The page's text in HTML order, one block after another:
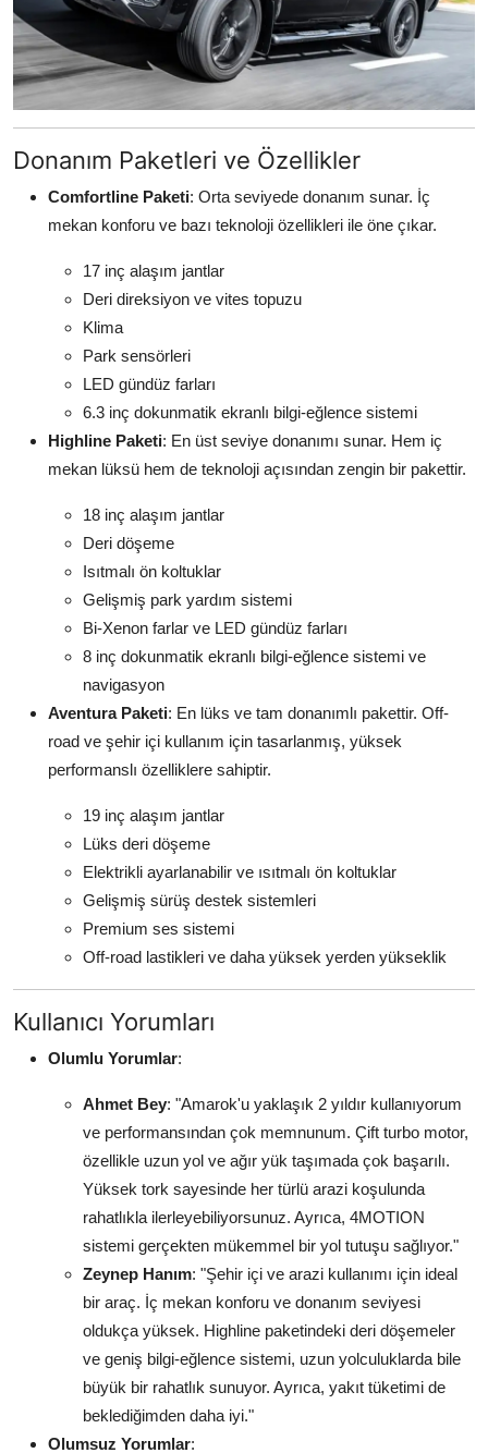
Donanım Paketleri ve Özellikler
Comfortline Paketi: Orta seviyede donanım sunar. İç
mekan konforu ve bazı teknoloji özellikleri ile öne çıkar.
17 inç alaşım jantlar
Deri direksiyon ve vites topuzu
Klima
Park sensörleri
LED gündüz farları
6.3 inç dokunmatik ekranlı bilgi-eğlence sistemi
Highline Paketi: En üst seviye donanımı sunar. Hem iç
mekan lüksü hem de teknoloji açısından zengin bir pakettir.
18 inç alaşım jantlar
Deri döşeme
Isıtmalı ön koltuklar
Gelişmiş park yardım sistemi
Bi-Xenon farlar ve LED gündüz farları
8 inç dokunmatik ekranlı bilgi-eğlence sistemi ve
navigasyon
Aventura Paketi: En lüks ve tam donanımlı pakettir. Off-
road ve şehir içi kullanım için tasarlanmış, yüksek
performanslı özelliklere sahiptir.
19 inç alaşım jantlar
Lüks deri döşeme
Elektrikli ayarlanabilir ve ısıtmalı ön koltuklar
Gelişmiş sürüş destek sistemleri
Premium ses sistemi
Off-road lastikleri ve daha yüksek yerden yükseklik
Kullanıcı Yorumları
Olumlu Yorumlar:
Ahmet Bey: "Amarok'u yaklaşık 2 yıldır kullanıyorum
ve performansından çok memnunum. Çift turbo motor,
özellikle uzun yol ve ağır yük taşımada çok başarılı.
Yüksek tork sayesinde her türlü arazi koşulunda
rahatlıkla ilerleyebiliyorsunuz. Ayrıca, 4MOTION
sistemi gerçekten mükemmel bir yol tutuşu sağlıyor."
Zeynep Hanım: "Şehir içi ve arazi kullanımı için ideal
bir araç. İç mekan konforu ve donanım seviyesi
oldukça yüksek. Highline paketindeki deri döşemeler
ve geniş bilgi-eğlence sistemi, uzun yolculuklarda bile
büyük bir rahatlık sunuyor. Ayrıca, yakıt tüketimi de
beklediğimden daha iyi."
Olumsuz Yorumlar: